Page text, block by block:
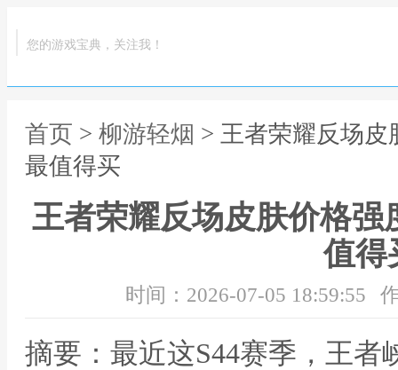
您的游戏宝典，关注我！
首页 > 柳游轻烟 > 王者荣耀反场
最值得买
王者荣耀反场皮肤价格强
值得
时间：2026-07-05 18:59:55
摘要：最近这S44赛季，王